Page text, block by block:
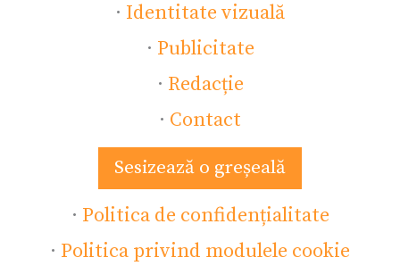
· Identitate vizuală
· Publicitate
· Redacție
· Contact
Sesizează o greșeală
· Politica de confidențialitate
· Politica privind modulele cookie